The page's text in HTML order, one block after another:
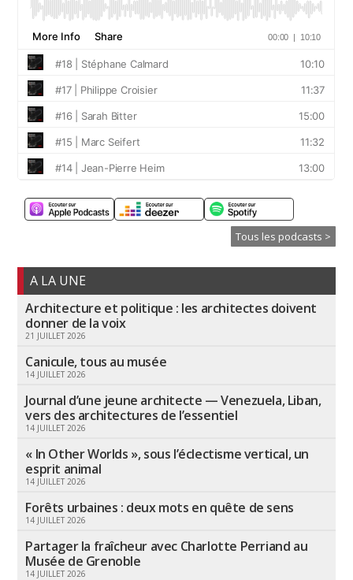
Tous les podcasts >
A LA UNE
Architecture et politique : les architectes doivent
donner de la voix
21 JUILLET 2026
Canicule, tous au musée
14 JUILLET 2026
Journal d’une jeune architecte — Venezuela, Liban,
vers des architectures de l’essentiel
14 JUILLET 2026
« In Other Worlds », sous l’éclectisme vertical, un
esprit animal
14 JUILLET 2026
Forêts urbaines : deux mots en quête de sens
14 JUILLET 2026
Partager la fraîcheur avec Charlotte Perriand au
Musée de Grenoble
14 JUILLET 2026